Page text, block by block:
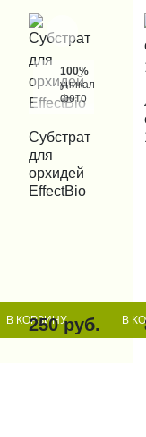
В КОРЗИНУ
100%
уникальные
фото
КУПИТЬ В 1 КЛИК
Субстрат
для
орхидей
EffectBio
250 руб. В